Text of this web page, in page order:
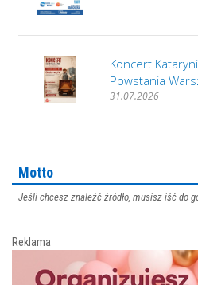
Koncert
Powstania
31.07.2026
Motto
Jeśli chcesz znaleźć źródło, musisz iść do
Reklama